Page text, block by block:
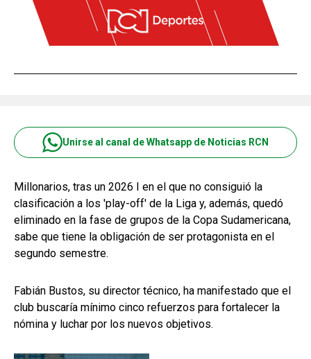
Unirse al canal de Whatsapp de Noticias RCN
Millonarios, tras un 2026 I en el que no consiguió la
clasificación a los 'play-off' de la Liga y, además, quedó
eliminado en la fase de grupos de la Copa Sudamericana,
sabe que tiene la obligación de ser protagonista en el
segundo semestre.
Fabián Bustos, su director técnico, ha manifestado que el
club buscaría mínimo cinco refuerzos para fortalecer la
nómina y luchar por los nuevos objetivos.